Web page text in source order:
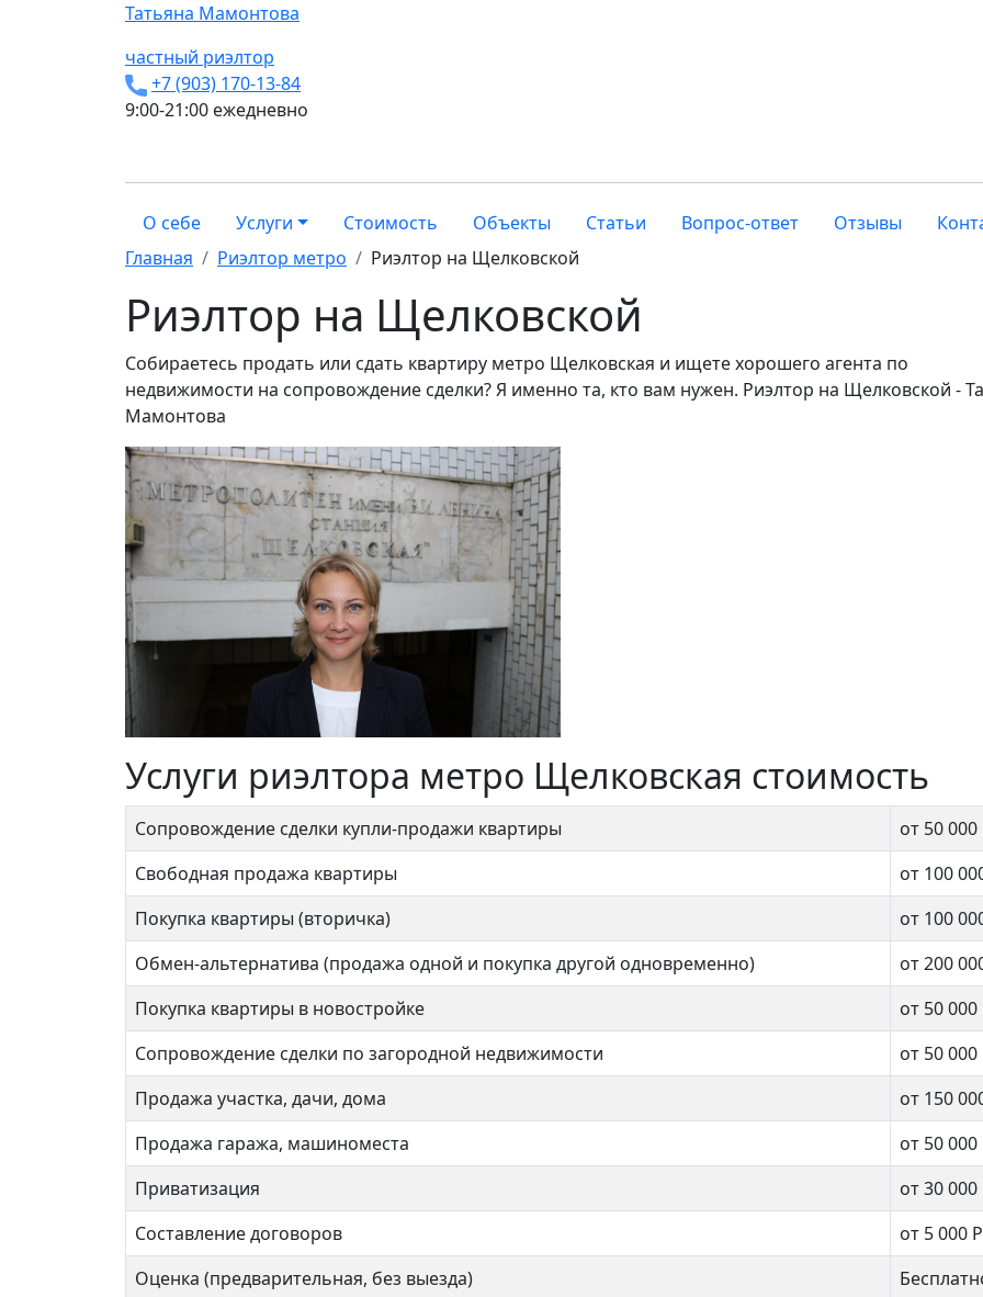
Татьяна Мамонтова
частный риэлтор
+7 (903) 170-13-84
9:00-21:00 ежедневно
О себе Услуги Стоимость Объекты Статьи Вопрос-ответ Отзывы
Главная
Риэлтор метро Риэлтор на Щелковской
Риэлтор на Щелковской
Собираетесь продать или сдать квартиру метро Щелковская и ищете хорошего агента по
недвижимости на сопровождение сделки? Я именно та, кто вам нужен. Риэлтор на Щелковской -
Мамонтова
Услуги риэлтора метро Щелковская стоимость
Сопровождение сделки купли-продажи квартиры
от 50 000
Свободная продажа квартиры
от 100
Покупка квартиры (вторичка)
от 100
Обмен-альтернатива (продажа одной и покупка другой одновременно)
от 200
Покупка квартиры в новостройке
от 50 000
Сопровождение сделки по загородной недвижимости
от 50 000
Продажа участка, дачи, дома
от 150
Продажа гаража, машиноместа
от 50 000
Приватизация
от 30 000
Составление договоров
от 5 000 Р
Оценка (предварительная, без выезда)
1-я Владимирская 18к1 Первомайская 81 Открытое шоссе 1к7